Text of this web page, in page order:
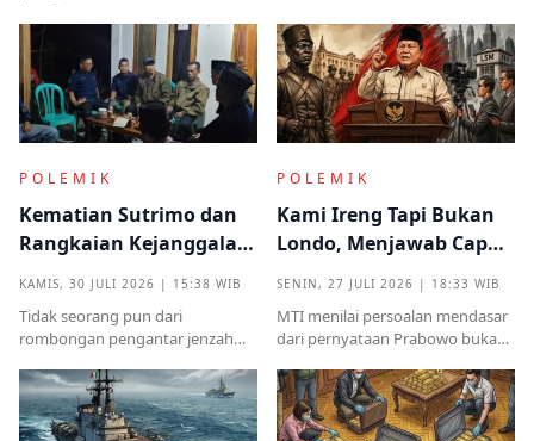
POLEMIK
Kematian Sutrimo dan
Rangkaian Kejanggalan
Kampung Halaman
KAMIS, 30 JULI 2026 | 15:38 WIB
Tidak seorang pun dari
rombongan pengantar jenzah
identitas ataupun menjelaskan
dari instansi mana.
POLEMIK
Kami Ireng Tapi Bukan
Londo, Menjawab Cap
Kekuasaan
SENIN, 27 JULI 2026 | 18:33 WIB
MTI menilai persoalan mendasar
dari pernyataan Prabowo bukan
melainkan implikasinya yang
sangat destruktif bagi kualitas
demokrasi